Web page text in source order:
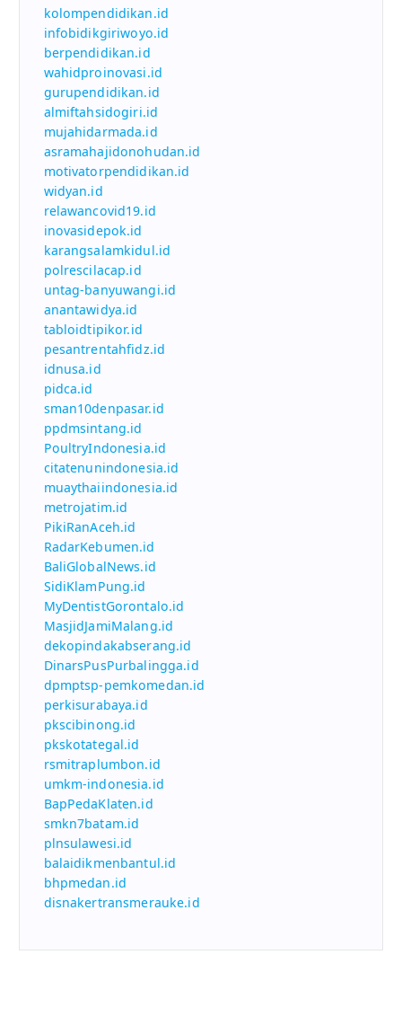
kolompendidikan.id
infobidikgiriwoyo.id
berpendidikan.id
wahidproinovasi.id
gurupendidikan.id
almiftahsidogiri.id
mujahidarmada.id
asramahajidonohudan.id
motivatorpendidikan.id
widyan.id
relawancovid19.id
inovasidepok.id
karangsalamkidul.id
polrescilacap.id
untag-banyuwangi.id
anantawidya.id
tabloidtipikor.id
pesantrentahfidz.id
idnusa.id
pidca.id
sman10denpasar.id
ppdmsintang.id
PoultryIndonesia.id
citatenunindonesia.id
muaythaiindonesia.id
metrojatim.id
PikiRanAceh.id
RadarKebumen.id
BaliGlobalNews.id
SidiKlamPung.id
MyDentistGorontalo.id
MasjidJamiMalang.id
dekopindakabserang.id
DinarsPusPurbalingga.id
dpmptsp-pemkomedan.id
perkisurabaya.id
pkscibinong.id
pkskotategal.id
rsmitraplumbon.id
umkm-indonesia.id
BapPedaKlaten.id
smkn7batam.id
plnsulawesi.id
balaidikmenbantul.id
bhpmedan.id
disnakertransmerauke.id